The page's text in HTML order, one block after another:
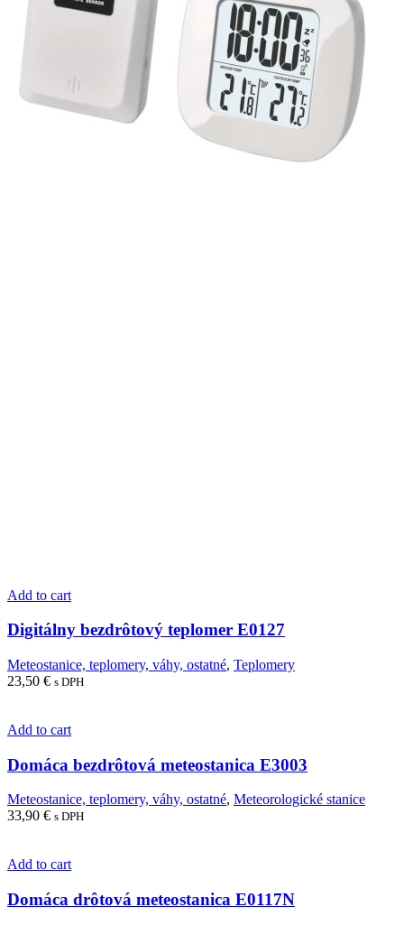
Add to cart
Digitálny bezdrôtový teplomer E0127
Meteostanice, teplomery, váhy, ostatné, Teplomery
23,50 € s DPH
Add to cart
Domáca bezdrôtová meteostanica E3003
Meteostanice, teplomery, váhy, ostatné, Meteorologické stanice
33,90 € s DPH
Add to cart
Domáca drôtová meteostanica E0117N